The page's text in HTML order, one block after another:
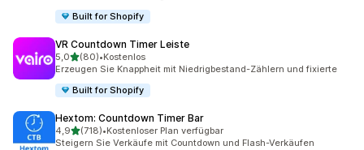
Built for Shopify
VR Countdown Timer Leiste
5,0von 5 Sternen
(80)
80 Rezensionen insgesamt
•Kostenlos
Erzeugen Sie Knappheit mit Niedrigbestand-Zählern und fixierte
Built for Shopify
Hextom: Countdown Timer Bar
4,9von 5 Sternen
(718)
718 Rezensionen insgesamt
•Kostenloser Plan verfügbar
Steigern Sie Verkäufe mit Countdown und Flash-Verkäufen